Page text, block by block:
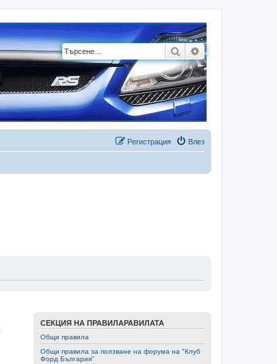
ТърсенеРазширено
Влез
Регистрация
СЕКЦИЯ НА ПРАВИЛАРАВИЛАТА
Общи правила
Общи правила за ползване на форумa на "Клуб
Форд България"